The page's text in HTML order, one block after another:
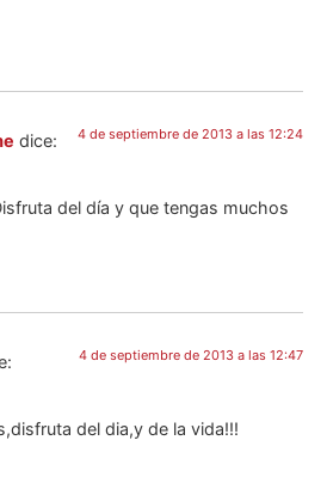
dice: 4 de septiembre de 2013 a las 12:24
del día y que tengas muchos
4 de septiembre de 2013 a las 12:47
del dia,y de la vida!!!